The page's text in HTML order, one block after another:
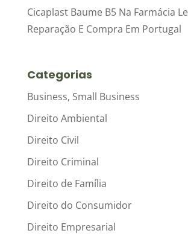
Cicaplast Baume B5 Na Farmácia
Reparação E Compra Em Portugal
Categorias
Business, Small Business
Direito Ambiental
Direito Civil
Direito Criminal
Direito de Família
Direito do Consumidor
Direito Empresarial